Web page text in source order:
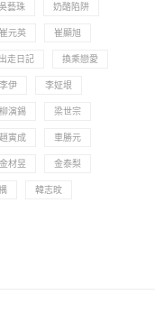
藝珠 奶酪陷阱
崔元英 崔顯旭
走日記 換乘戀愛
李伊 李姃垠
柳演錫 梁世宗
趙寅成 車勝元
金材昱 金泰梨
韓志旼